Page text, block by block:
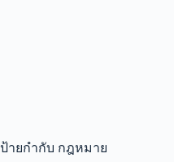
ป้ายกำกับ กฎหมาย